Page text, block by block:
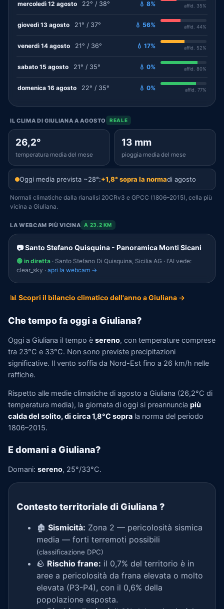
mercoledì 12 agosto 22° / 38° 💧 8% affid. 35%
giovedì 13 agosto 21° / 37° 💧 56% affid. 44%
venerdì 14 agosto 21° / 36° 💧 17% affid. 52%
sabato 15 agosto 21° / 35° 💧 0% affid. 80%
domenica 16 agosto 22° / 35° 💧 0% affid. 77%
IL CLIMA DI GIULIANA A AGOSTO REALE
26,2°
temperatura media del mese
13 mm
pioggia media del mese
Oggi media prevista ~28°:+1,8° sopra la normadi agosto
Normali climatiche dalla rianalisi 20CRv3 e GPCC (1806–2015), cella più
vicina a Giuliana.
LA WEBCAM PIÙ VICINA A 23.2 KM
📷 Santo Stefano Quisquina - Panoramica Monti Sicani
🟢 in diretta · Santo Stefano Di Quisquina, Sicilia AG · l'AI vede:
clear_sky · apri la webcam →
📊 Scopri il bilancio climatico dell'anno a Giuliana →
Che tempo fa oggi a Giuliana?
Oggi a Giuliana il tempo è sereno, con temperature comprese
tra 23°C e 33°C. Non sono previste precipitazioni
significative. Il vento soffia da Nord-Est fino a 26 km/h nelle
raffiche.
Rispetto alle medie climatiche di agosto a Giuliana (26,2°C di
temperatura media), la giornata di oggi si preannuncia più
calda del solito, di circa 1,8°C sopra la norma del periodo
1806–2015.
E domani a Giuliana?
Domani: sereno, 25°/33°C.
Contesto territoriale di Giuliana ?
🏚️ Sismicità: Zona 2 — pericolosità sismica
media — forti terremoti possibili
(classificazione DPC)
🪨 Rischio frane: il 0,7% del territorio è in
aree a pericolosità da frana elevata o molto
elevata (P3-P4), con il 0,6% della
popolazione esposta.